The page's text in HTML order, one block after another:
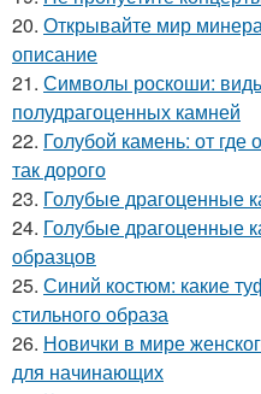
20. Открывайте мир
описание
21. Символы роскоши:
полудрагоценных камней
22. Голубой камень: от где
так дорого
23. Голубые драгоценные
24. Голубые драгоценные
образцов
25. Синий костюм: какие
стильного образа
26. Новички в мире
для начинающих